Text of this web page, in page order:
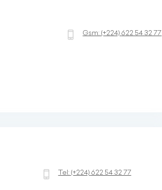
Gsm:(+224) 622 54 32 77
Tel: (+224) 622 54 32 77